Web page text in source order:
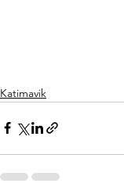
Katimavik